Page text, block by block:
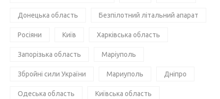
Донецька область Безпілотний літальний апарат
Росіяни Київ Харківська область
Запорізька область Маріуполь
Збройні сили України Мариуполь Дніпро
Одеська область Київська область